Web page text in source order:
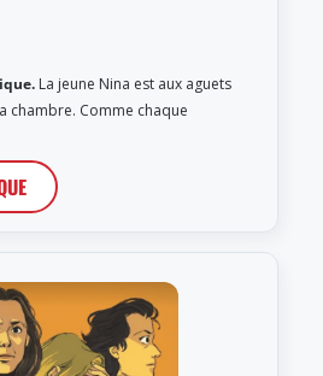
La jeune Nina est aux aguets
chambre. Comme chaque